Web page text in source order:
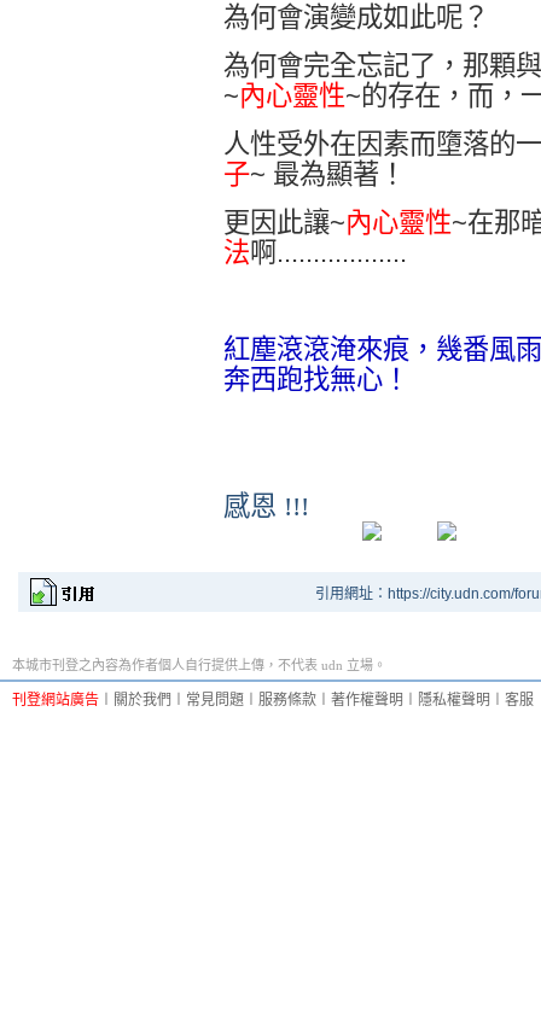
為何會演變成如此呢？
為何會完全忘記了，那顆
~內心靈性~的存在，而，
人性受外在因素而墮落的
子~ 最為顯著！
更因此讓~內心靈性~在那
法啊 ..................
紅塵滾滾淹來痕，幾番風
奔西跑找無心！
感恩 !!!
引用網址：https://city.udn.com/
本城市刊登之內容為作者個人自行提供上傳，不代表 udn 立場。
刊登網站廣告 關於我們 常見問題 服務條款 著作權聲明 隱私權聲明 客服